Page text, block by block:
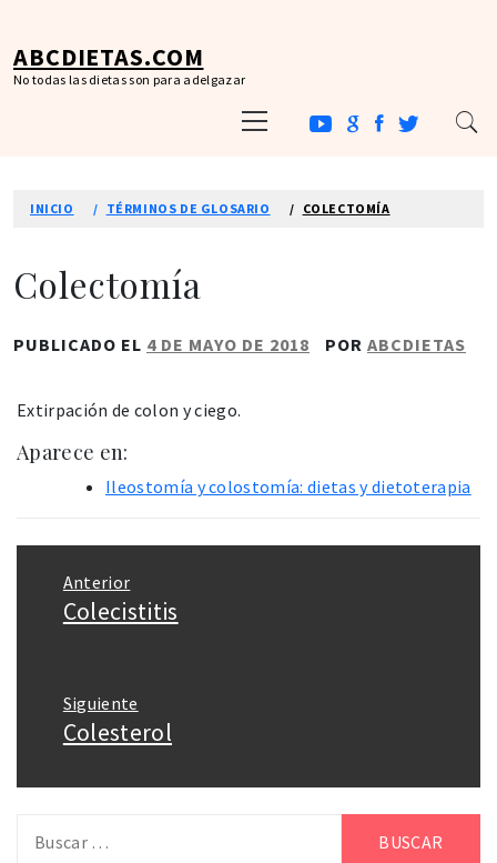
contenido
ABCDIETAS.COM
No todas las dietas son para adelgazar
principal
INICIO TÉRMINOS DE GLOSARIO COLECTOMÍA
Colectomía
PUBLICADO EL 4 DE MAYO DE 2018 POR ABCDIETAS
Extirpación de colon y ciego.
Aparece en:
Ileostomía y colostomía: dietas y dietoterapia
entradas
Anterior
Entrada
Colecistitis
Siguiente
Entrada
Colesterol